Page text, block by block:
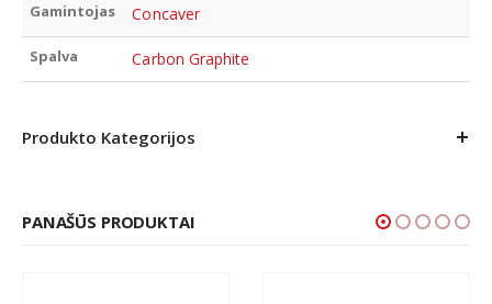
Gamintojas Concaver
Spalva Carbon Graphite
Produkto Kategorijos
PANAŠŪS PRODUKTAI